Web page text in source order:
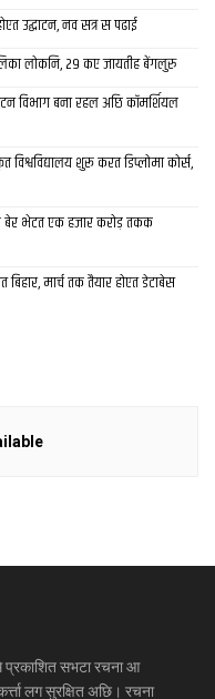
उद्घाटन, नव सत्र स पढाई
लोकनि, 29 कए जायतीह बेंगलुरु
विभाग बना रहल अछि कॉमर्शियल
शुरू करत डिप्लोमा कोर्स,
बेर भेटत एक हजार करोड़ तकक
मार्च तक तैयार होएत डेटाबेस
प्रकाशित सभटा रचना आ
लग सुरक्षित अछि। रचना